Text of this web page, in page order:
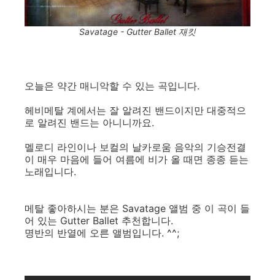
Savatage - Gutter Ballet 재킷
오늘은 약간 매니악할 수 있는 곡입니다.
헤비메탈 계에서는 잘 알려진 밴드이지만 대중적으
로 알려진 밴드는 아니니까요.
멜로디 라인이나 보컬의 날카로움 음악의 기승전결
이 매우 마음에 들어 여름에 비가 올 때면 종종 듣는
노래입니다.
메탈 좋아하시는 분은 Savatage 앨범 중 이 곡이 들
어 있는 Gutter Ballet 추천합니다.
명반의 반열에 오른 앨범입니다. ^^;